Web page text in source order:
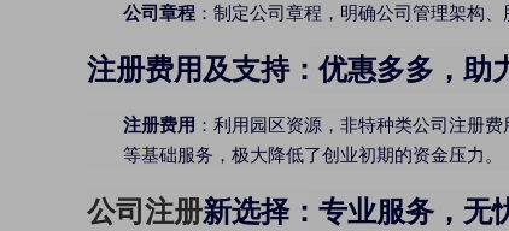
公司章程 ：制定公司章程，明确公司管理架构
注册费用及支持：优惠多多，助
注册费用 ：利用园区资源，非特种类公司注册
等基础服务，极大降低了创业初期的资金压力。
公司注册新选择：专业服务，无